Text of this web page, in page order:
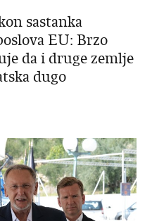
sastanka
EU: Brzo
da i druge zemlje
dugo